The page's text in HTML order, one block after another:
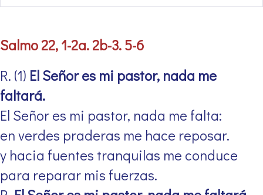
Salmo 22, 1-2a. 2b-3. 5-6
R. (1) El Señor es mi pastor, nada me
faltará.
El Señor es mi pastor, nada me falta:
en verdes praderas me hace reposar.
y hacia fuentes tranquilas me conduce
para reparar mis fuerzas.